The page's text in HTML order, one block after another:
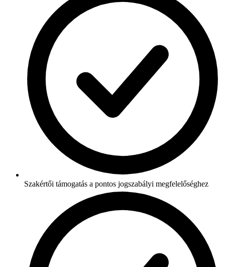
Szakértői támogatás a pontos jogszabályi megfelelőséghez